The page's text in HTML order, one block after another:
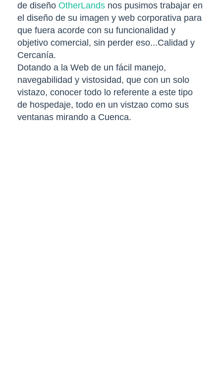
de diseño OtherLands nos pusimos trabajar en
el diseño de su imagen y web corporativa para
que fuera acorde con su funcionalidad y
objetivo comercial, sin perder eso...Calidad y
Cercanía.
Dotando a la Web de un fácil manejo,
navegabilidad y vistosidad, que con un solo
vistazo, conocer todo lo referente a este tipo
de hospedaje, todo en un vistzao como sus
ventanas mirando a Cuenca.